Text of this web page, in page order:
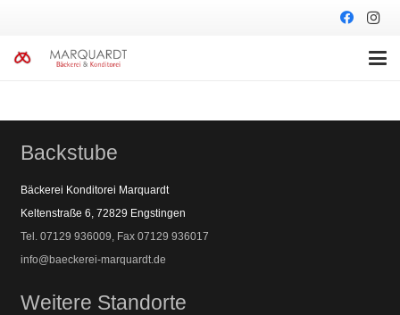
Backstube
Bäckerei Konditorei Marquardt
Keltenstraße 6, 72829 Engstingen
Tel. 07129 936009, Fax 07129 936017
info@baeckerei-marquardt.de
Weitere Standorte